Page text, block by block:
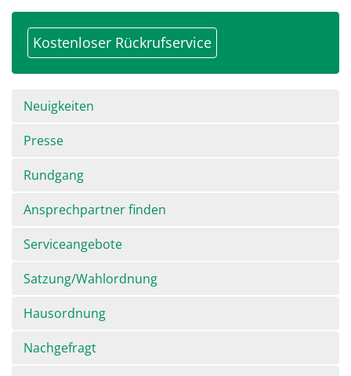
Kostenloser Rückrufservice
Navigation
überspringen
Neuigkeiten
Presse
Rundgang
Ansprechpartner finden
Serviceangebote
Satzung/Wahlordnung
Hausordnung
Nachgefragt